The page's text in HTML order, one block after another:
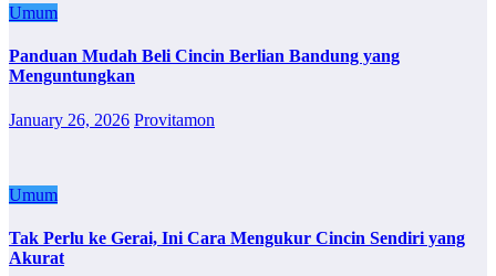
Umum
Panduan Mudah Beli Cincin Berlian Bandung yang
Menguntungkan
January 26, 2026 Provitamon
Umum
Tak Perlu ke Gerai, Ini Cara Mengukur Cincin Sendiri yang
Akurat